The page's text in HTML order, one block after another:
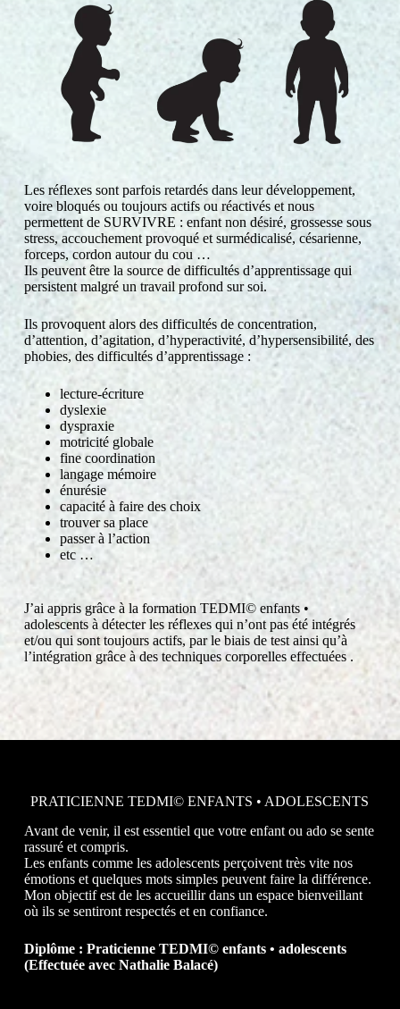
Les réflexes sont parfois retardés dans leur développement,
voire bloqués ou toujours actifs ou réactivés et nous
permettent de SURVIVRE : enfant non désiré, grossesse sous
stress, accouchement provoqué et surmédicalisé, césarienne,
forceps, cordon autour du cou …
Ils peuvent être la source de difficultés d’apprentissage qui
persistent malgré un travail profond sur soi.
Ils provoquent alors des difficultés de concentration,
d’attention, d’agitation, d’hyperactivité, d’hypersensibilité, des
phobies, des difficultés d’apprentissage :
lecture-écriture
dyslexie
dyspraxie
motricité globale
fine coordination
langage mémoire
énurésie
capacité à faire des choix
trouver sa place
passer à l’action
etc …
J’ai appris grâce à la formation TEDMI© enfants •
adolescents à détecter les réflexes qui n’ont pas été intégrés
et/ou qui sont toujours actifs, par le biais de test ainsi qu’à
l’intégration grâce à des techniques corporelles effectuées .
PRATICIENNE TEDMI© ENFANTS • ADOLESCENTS
Avant de venir, il est essentiel que votre enfant ou ado se sente
rassuré et compris.
Les enfants comme les adolescents perçoivent très vite nos
émotions et quelques mots simples peuvent faire la différence.
Mon objectif est de les accueillir dans un espace bienveillant
où ils se sentiront respectés et en confiance.
Diplôme : Praticienne TEDMI© enfants • adolescents
(Effectuée avec Nathalie Balacé)